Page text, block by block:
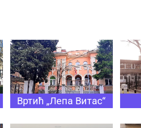
Вртић „Лепа Витас“